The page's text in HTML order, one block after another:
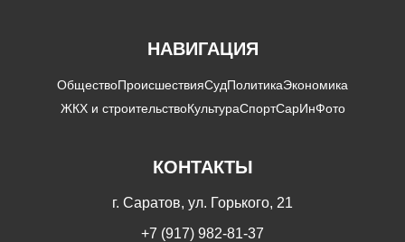
НАВИГАЦИЯ
ОбществоПроисшествияСудПолитикаЭкономика
ЖКХ и строительствоКультураСпортСарИнФото
КОНТАКТЫ
г. Саратов, ул. Горького, 21
+7 (917) 982-81-37